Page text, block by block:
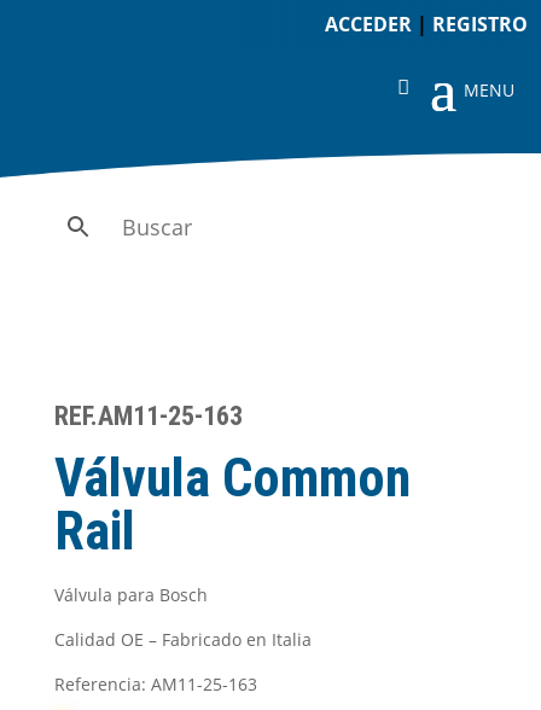
ACCEDER| REGISTRO
REF.AM11-25-163
Válvula Common
Rail
Válvula para Bosch
Calidad OE – Fabricado en Italia
Referencia: AM11-25-163